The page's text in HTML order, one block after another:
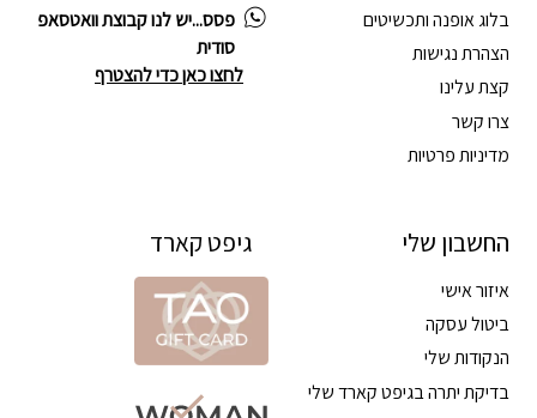
בלוג אופנה ותכשיטים
הצהרת נגישות
קצת עלינו
צרו קשר
מדיניות פרטיות
החשבון שלי
איזור אישי
ביטול עסקה
הנקודות שלי
בדיקת יתרה בגיפט קארד שלי
פסס...יש לנו קבוצת וואטסאפ
סודית
לחצו כאן כדי להצטרף
גיפט קארד